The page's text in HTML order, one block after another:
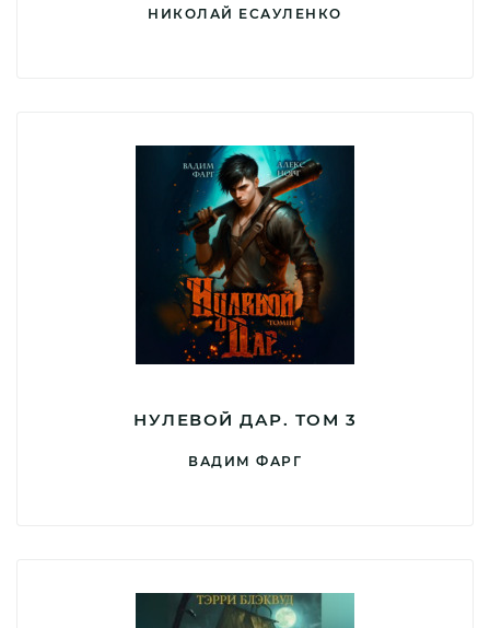
НИКОЛАЙ ЕСАУЛЕНКО
НУЛЕВОЙ ДАР. ТОМ 3
ВАДИМ ФАРГ